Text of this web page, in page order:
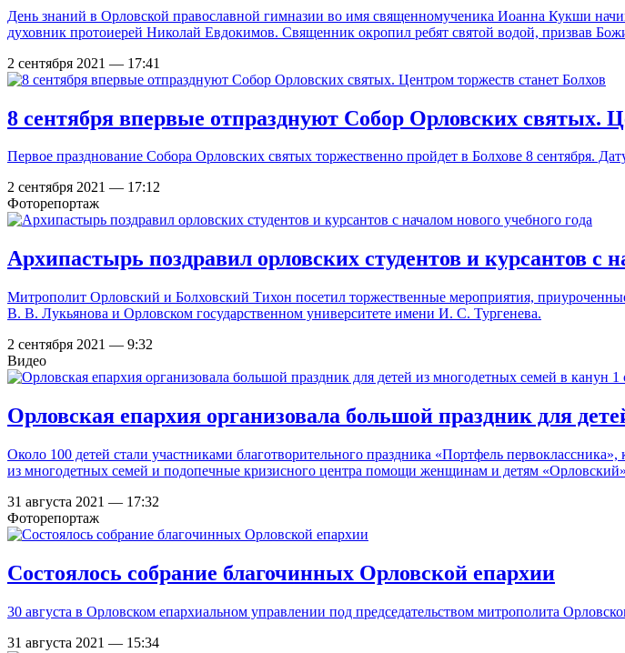
День знаний в Орловской православной гимназии во имя священномученика Иоанна Кукши
духовник протоиерей Николай Евдокимов. Священник окропил ребят святой водой, призвав
2 сентября 2021 — 17:41
8 сентября впервые отпразднуют Собор Орловских святых.
Первое празднование Собора Орловских святых торжественно пройдет в Болхове 8 сентября.
2 сентября 2021 — 17:12
Фоторепортаж
Архипастырь поздравил орловских студентов и курсантов с
Митрополит Орловский и Болховский Тихон посетил торжественные мероприятия,
В. В. Лукьянова и Орловском государственном университете имени И. С. Тургенева.
2 сентября 2021 — 9:32
Видео
Орловская епархия организовала большой праздник для
Около 100 детей стали участниками благотворительного праздника «Портфель
из многодетных семей и подопечные кризисного центра помощи женщинам и детям
31 августа 2021 — 17:32
Фоторепортаж
Состоялось собрание благочинных Орловской епархии
30 августа в Орловском епархиальном управлении под председательством митрополита
31 августа 2021 — 15:34